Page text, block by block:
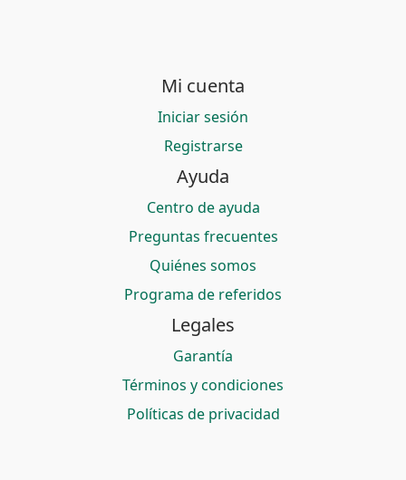
Mi cuenta
Iniciar sesión
Registrarse
Ayuda
Centro de ayuda
Preguntas frecuentes
Quiénes somos
Programa de referidos
Legales
Garantía
Términos y condiciones
Políticas de privacidad